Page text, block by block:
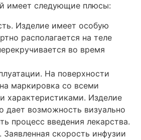
имеет следующие плюсы:
Изделие имеет особую
располагается на теле
во время
На поверхности
маркировка со всеми
характеристиками. Изделие
дает возможность визуально
процесс введения лекарства.
Заявленная скорость инфузии